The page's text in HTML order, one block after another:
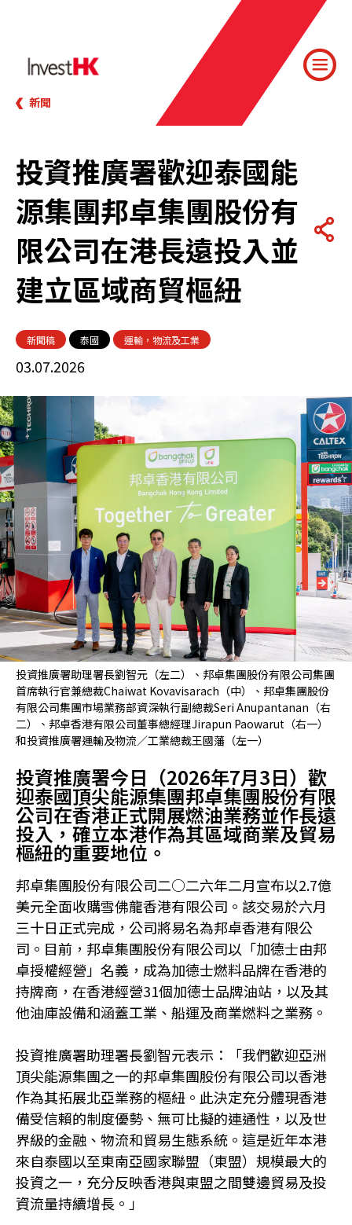
新聞
投資推廣署歡迎泰國能
源集團邦卓集團股份有
限公司在港長遠投入並
建立區域商貿樞紐
新聞稿 泰國 運輸，物流及工業
03.07.2026
投資推廣署助理署長劉智元（左二）、邦卓集團股份有限公司集團
首席執行官兼總裁Chaiwat Kovavisarach（中）、邦卓集團股份
有限公司集團市場業務部資深執行副總裁Seri Anupantanan（右
二）、邦卓香港有限公司董事總經理Jirapun Paowarut（右一）
和投資推廣署運輸及物流／工業總裁王國藩（左一）
投資推廣署今日（2026年7月3日）歡
迎泰國頂尖能源集團邦卓集團股份有限
公司在香港正式開展燃油業務並作長遠
投入，確立本港作為其區域商業及貿易
樞紐的重要地位。
邦卓集團股份有限公司二○二六年二月宣布以2.7億
美元全面收購雪佛龍香港有限公司。該交易於六月
三十日正式完成，公司將易名為邦卓香港有限公
司。目前，邦卓集團股份有限公司以「加德士由邦
卓授權經營」名義，成為加德士燃料品牌在香港的
持牌商，在香港經營31個加德士品牌油站，以及其
他油庫設備和涵蓋工業、船運及商業燃料之業務。
投資推廣署助理署長劉智元表示：「我們歡迎亞洲
頂尖能源集團之一的邦卓集團股份有限公司以香港
作為其拓展北亞業務的樞紐。此決定充分體現香港
備受信賴的制度優勢、無可比擬的連通性，以及世
界級的金融、物流和貿易生態系統。這是近年本港
來自泰國以至東南亞國家聯盟（東盟）規模最大的
投資之一，充分反映香港與東盟之間雙邊貿易及投
資流量持續增長。」